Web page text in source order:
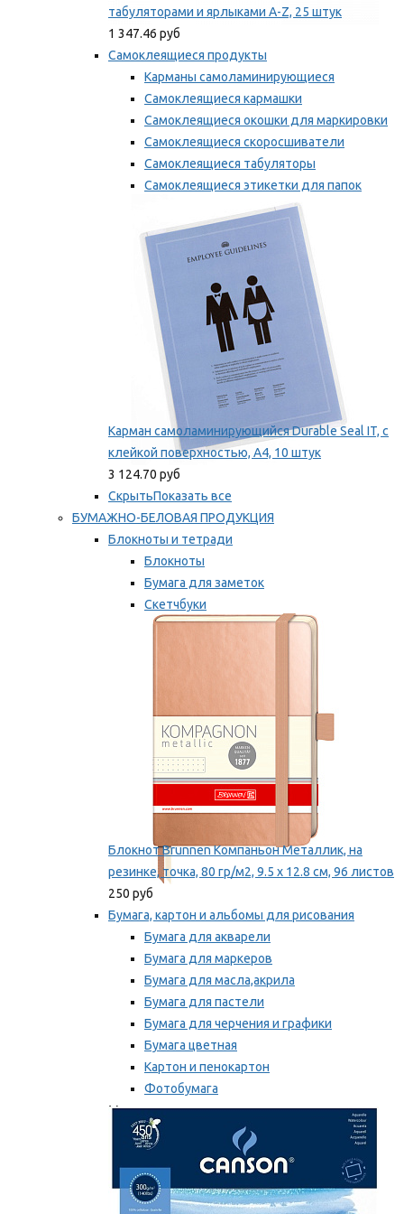
табуляторами и ярлыками A-Z, 25 штук
1 347.46 руб
Самоклеящиеся продукты
Карманы самоламинирующиеся
Самоклеящиеся кармашки
Самоклеящиеся окошки для маркировки
Самоклеящиеся скоросшиватели
Самоклеящиеся табуляторы
Самоклеящиеся этикетки для папок
Таблички для маркировки
Мы рекомендуем
Карман самоламинирующийся Durable Seal IT, с
клейкой поверхностью, A4, 10 штук
3 124.70 руб
СкрытьПоказать все
БУМАЖНО-БЕЛОВАЯ ПРОДУКЦИЯ
Блокноты и тетради
Блокноты
Бумага для заметок
Скетчбуки
Тетради
Блокнот Brunnen Компаньон Металлик, на
резинке, точка, 80 гр/м2, 9.5 х 12.8 см, 96 листов
250 руб
Бумага, картон и альбомы для рисования
Бумага для акварели
Бумага для маркеров
Бумага для масла,акрила
Бумага для пастели
Бумага для черчения и графики
Бумага цветная
Картон и пенокартон
Фотобумага
Мы рекомендуем